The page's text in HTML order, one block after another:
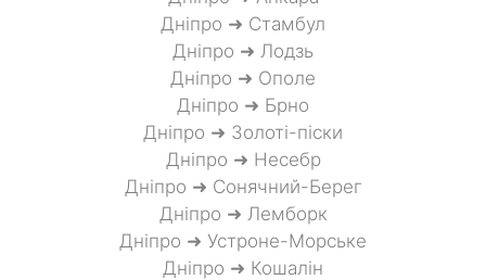
Дніпро ➜ Стамбул
Дніпро ➜ Лодзь
Дніпро ➜ Ополе
Дніпро ➜ Брно
Дніпро ➜ Золоті-піски
Дніпро ➜ Несебр
Дніпро ➜ Сонячний-Берег
Дніпро ➜ Лемборк
Дніпро ➜ Устроне-Морське
Дніпро ➜ Кошалін